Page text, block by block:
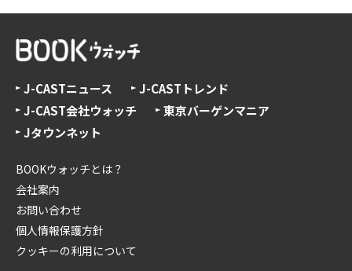
J-CASTニュース
J-CASTトレンド
J-CAST会社ウォッチ
東京バーゲンマニア
Jタウンネット
BOOKウォッチとは？
会社案内
お問い合わせ
個人情報保護方針
クッキーの利用について